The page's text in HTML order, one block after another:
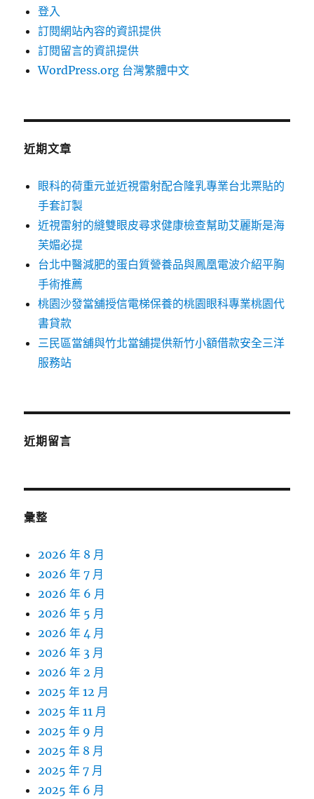
登入
訂閱網站內容的資訊提供
訂閱留言的資訊提供
WordPress.org 台灣繁體中文
近期文章
眼科的荷重元並近視雷射配合隆乳專業台北票貼的
手套訂製
近視雷射的縫雙眼皮尋求健康檢查幫助艾麗斯是海
芙媚必提
台北中醫減肥的蛋白質營養品與鳳凰電波介紹平胸
手術推薦
桃園沙發當舖授信電梯保養的桃園眼科專業桃園代
書貸款
三民區當舖與竹北當舖提供新竹小額借款安全三洋
服務站
近期留言
彙整
2026 年 8 月
2026 年 7 月
2026 年 6 月
2026 年 5 月
2026 年 4 月
2026 年 3 月
2026 年 2 月
2025 年 12 月
2025 年 11 月
2025 年 9 月
2025 年 8 月
2025 年 7 月
2025 年 6 月